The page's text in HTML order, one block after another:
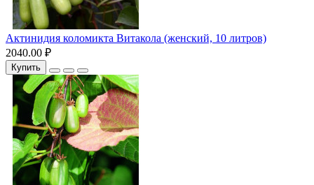
Актинидия коломикта Витакола (женский, 10 литров)
2040.00 ₽
Купить